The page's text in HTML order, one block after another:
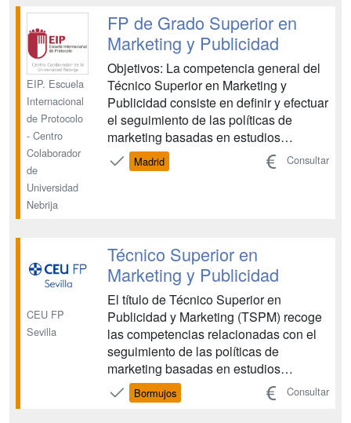
que ha sido diseñado en función de las
necesidades del mercado lab...
EIP. Escuela
Internacional
de Protocolo
- Centro
Colaborador
de
Universidad
Nebrija
FP de Grado Superior en
Marketing y Publicidad
Objetivos: La competencia general del
Técnico Superior en Marketing y
Publicidad consiste en definir y efectuar
el seguimiento de las políticas de
marketing basadas en estudios
comerciales y en promocionar y
publicitar los productos y/o servicios en
Madrid Consultar
CEU FP
Sevilla
Técnico Superior en
Marketing y Publicidad
El título de Técnico Superior en
Publicidad y Marketing (TSPM) recoge
las competencias relacionadas con el
seguimiento de las políticas de
marketing basadas en estudios
comerciales y en promocionar y
publicitar los productos y/o servicios en
Bormujos Consultar